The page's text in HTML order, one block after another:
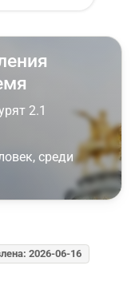
2.1
среди
2026-06-16